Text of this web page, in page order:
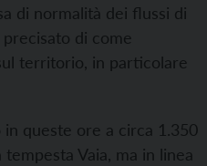
di normalità dei flussi di
di come
territorio, in particolare
in queste ore a circa 1.350
Vaia, ma in linea